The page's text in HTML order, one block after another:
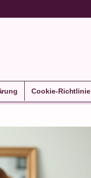
Cookie-Richtlinie